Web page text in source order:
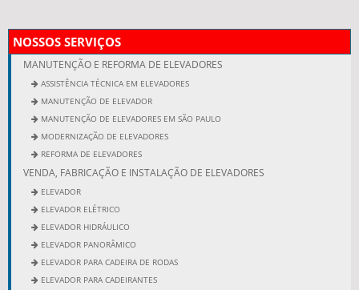
NOSSOS SERVIÇOS
MANUTENÇÃO E REFORMA DE ELEVADORES
ASSISTÊNCIA TÉCNICA EM ELEVADORES
MANUTENÇÃO DE ELEVADOR
MANUTENÇÃO DE ELEVADORES EM SÃO PAULO
MODERNIZAÇÃO DE ELEVADORES
REFORMA DE ELEVADORES
VENDA, FABRICAÇÃO E INSTALAÇÃO DE ELEVADORES
ELEVADOR
ELEVADOR ELÉTRICO
ELEVADOR HIDRÁULICO
ELEVADOR PANORÂMICO
ELEVADOR PARA CADEIRA DE RODAS
ELEVADOR PARA CADEIRANTES